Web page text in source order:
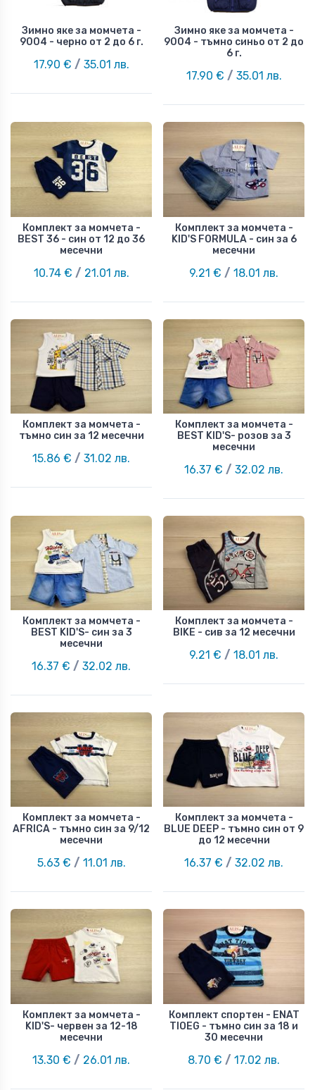
Зимно яке за момчета -
9004 - черно от 2 до 6 г.
17.90 € / 35.01 лв.
Зимно яке за момчета -
9004 - тъмно синьо от 2 до
6 г.
17.90 € / 35.01 лв.
Комплект за момчета -
BEST 36 - син от 12 до 36
месечни
10.74 € / 21.01 лв.
Комплект за момчета -
KID'S FORMULA - син за 6
месечни
9.21 € / 18.01 лв.
Комплект за момчета -
тъмно син за 12 месечни
15.86 € / 31.02 лв.
Комплект за момчета -
BEST KID'S- розов за 3
месечни
16.37 € / 32.02 лв.
Комплект за момчета -
BEST KID'S- син за 3
месечни
16.37 € / 32.02 лв.
Комплект за момчета -
BIKE - сив за 12 месечни
9.21 € / 18.01 лв.
Комплект за момчета -
AFRICA - тъмно син за 9/12
месечни
5.63 € / 11.01 лв.
Комплект за момчета -
BLUE DEEP - тъмно син от 9
до 12 месечни
16.37 € / 32.02 лв.
Комплект за момчета -
KID'S- червен за 12-18
месечни
13.30 € / 26.01 лв.
Комплект спортен - ENAT
TIOEG - тъмно син за 18 и
30 месечни
8.70 € / 17.02 лв.